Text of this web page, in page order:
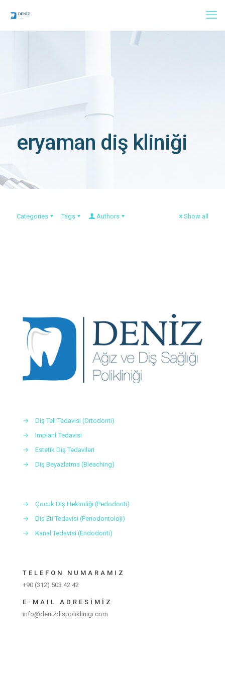
eryaman diş kliniği
Categories Tags Authors Show all
→
Diş Teli Tedavisi (Ortodonti)
→
Implant Tedavisi
→
Estetik Diş Tedavileri
→
Diş Beyazlatma (Bleaching)
→
Çocuk Diş Hekimliği (Pedodonti)
→
Diş Eti Tedavisi (Periodontoloji)
→
Kanal Tedavisi (Endodonti)
TELEFON NUMARAMIZ
+90 (312) 503 42 42
E-MAIL ADRESİMİZ
info@denizdispoliklinigi.com